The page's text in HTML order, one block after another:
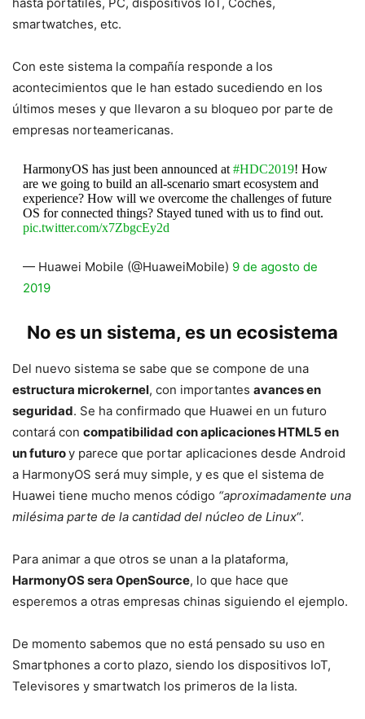
smartwatches, etc.
Con este sistema la compañía responde a los
acontecimientos que le han estado sucediendo en los
últimos meses y que llevaron a su bloqueo por parte de
empresas norteamericanas.
HarmonyOS has just been announced at #HDC2019! How
are we going to build an all-scenario smart ecosystem and
experience? How will we overcome the challenges of future
OS for connected things? Stayed tuned with us to find out.
pic.twitter.com/x7ZbgcEy2d
— Huawei Mobile (@HuaweiMobile) 9 de agosto de
2019
No es un sistema, es un ecosistema
Del nuevo sistema se sabe que se compone de una
estructura microkernel, con importantes avances en
seguridad. Se ha confirmado que Huawei en un futuro
contará con compatibilidad con aplicaciones HTML5 en
un futuroy parece que portar aplicaciones desde Android
a HarmonyOS será muy simple, y es que el sistema de
Huawei tiene mucho menos código “aproximadamente una
milésima parte de la cantidad del núcleo de Linux“.
Para animar a que otros se unan a la plataforma,
HarmonyOS sera OpenSource, lo que hace que
esperemos a otras empresas chinas siguiendo el ejemplo.
De momento sabemos que no está pensado su uso en
Smartphones a corto plazo, siendo los dispositivos IoT,
Televisores y smartwatch los primeros de la lista.